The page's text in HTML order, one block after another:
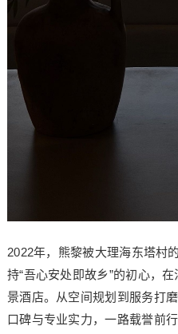
2022年，熊黎被大理海东塔村
持“吾心安处即故乡”的初心，
景酒店。从空间规划到服务打
口碑与专业实力，一路载誉前